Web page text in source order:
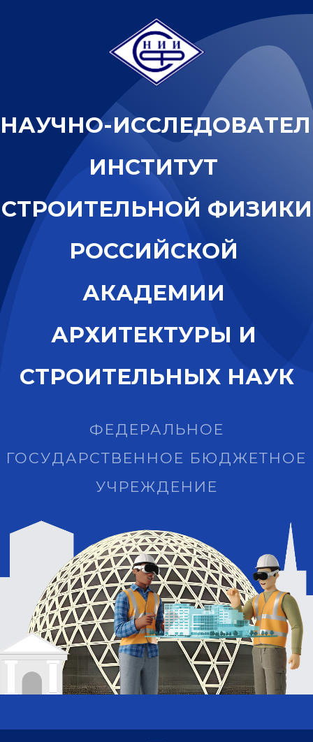
НАУЧНО-ИССЛЕДОВАТЕЛ
ИНСТИТУТ
СТРОИТЕЛЬНОЙ ФИЗИКИ
РОССИЙСКОЙ
АКАДЕМИИ
АРХИТЕКТУРЫ И
СТРОИТЕЛЬНЫХ НАУК
ФЕДЕРАЛЬНОЕ
ГОСУДАРСТВЕННОЕ БЮДЖЕТНОЕ
УЧРЕЖДЕНИЕ